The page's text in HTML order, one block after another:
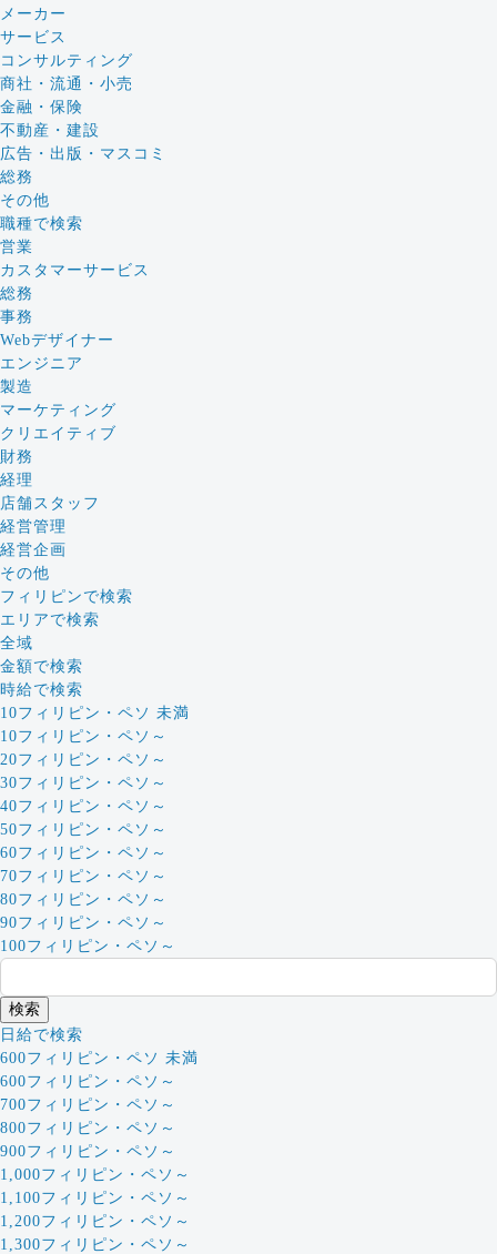
メーカー
サービス
コンサルティング
商社・流通・小売
金融・保険
不動産・建設
広告・出版・マスコミ
総務
その他
職種で検索
営業
カスタマーサービス
総務
事務
Webデザイナー
エンジニア
製造
マーケティング
クリエイティブ
財務
経理
店舗スタッフ
経営管理
経営企画
その他
フィリピンで検索
エリアで検索
全域
金額で検索
時給で検索
10フィリピン・ペソ 未満
10フィリピン・ペソ～
20フィリピン・ペソ～
30フィリピン・ペソ～
40フィリピン・ペソ～
50フィリピン・ペソ～
60フィリピン・ペソ～
70フィリピン・ペソ～
80フィリピン・ペソ～
90フィリピン・ペソ～
100フィリピン・ペソ～
日給で検索
600フィリピン・ペソ 未満
600フィリピン・ペソ～
700フィリピン・ペソ～
800フィリピン・ペソ～
900フィリピン・ペソ～
1,000フィリピン・ペソ～
1,100フィリピン・ペソ～
1,200フィリピン・ペソ～
1,300フィリピン・ペソ～